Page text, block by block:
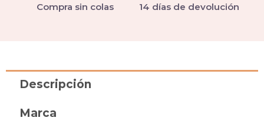
Compra sin colas 14 días de devolución
Descripción
Marca